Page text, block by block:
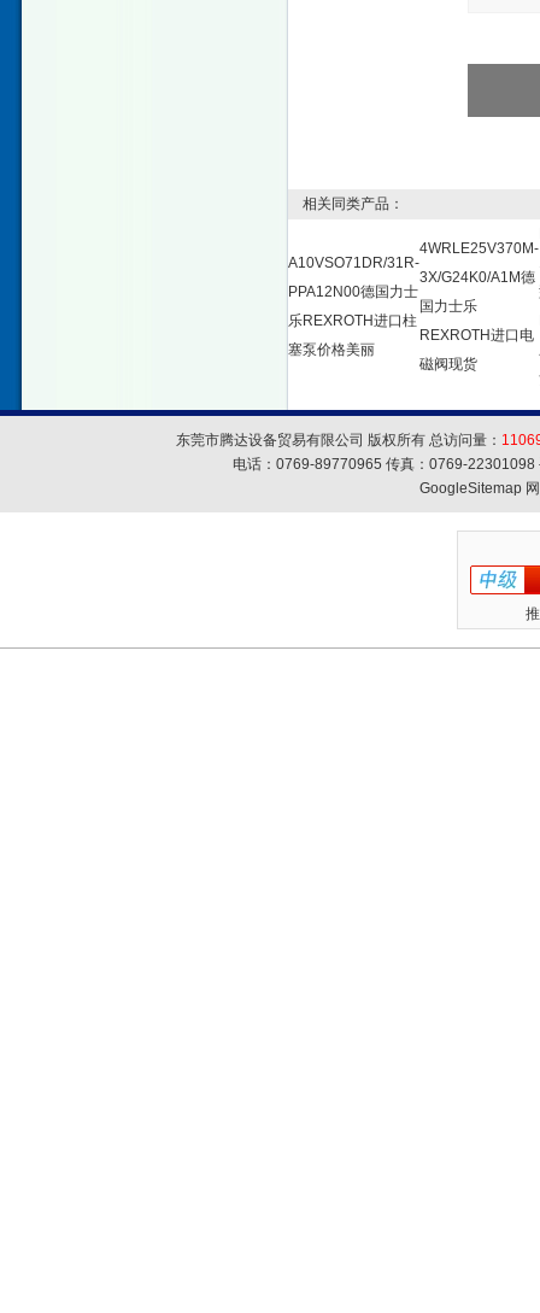
相关同类产品：
A10VSO71DR/31R-
PPA12N00德国力士
乐REXROTH进口柱
塞泵价格美丽
4WRLE25V370M-
3X/G24K0/A1M德
国力士乐
REXROTH进口电
磁阀现货
东莞市腾达设备贸易有限公司 版权所有 总访问量：
电话：0769-89770965 传真：0769-
GoogleSitemap网